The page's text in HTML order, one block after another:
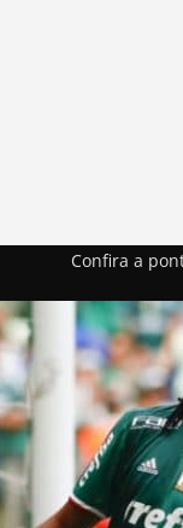
Confira a